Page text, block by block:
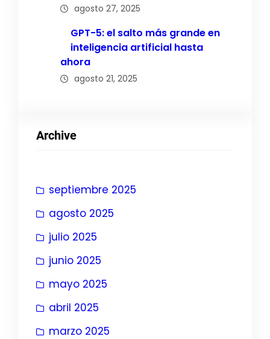
agosto 27, 2025
GPT-5: el salto más grande en
inteligencia artificial hasta
ahora
agosto 21, 2025
Archive
septiembre 2025
agosto 2025
julio 2025
junio 2025
mayo 2025
abril 2025
marzo 2025